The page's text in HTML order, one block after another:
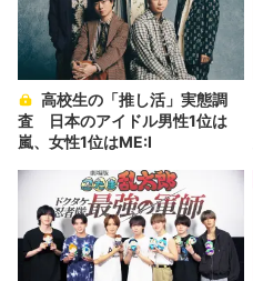
査 日本のアイドル男性1位は
嵐、女性1位はME:I